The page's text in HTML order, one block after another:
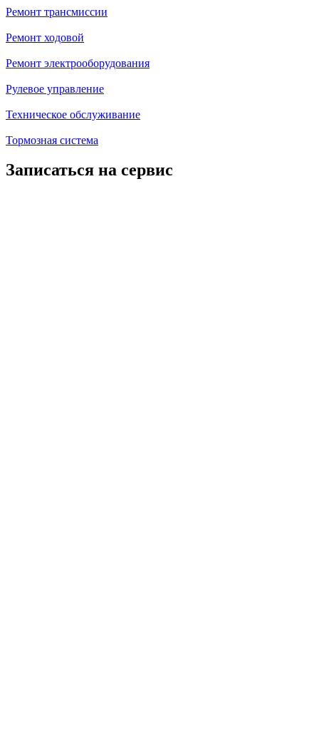
Ремонт трансмиссии
Ремонт ходовой
Ремонт электрооборудования
Рулевое управление
Техническое обслуживание
Тормозная система
Записаться на сервис